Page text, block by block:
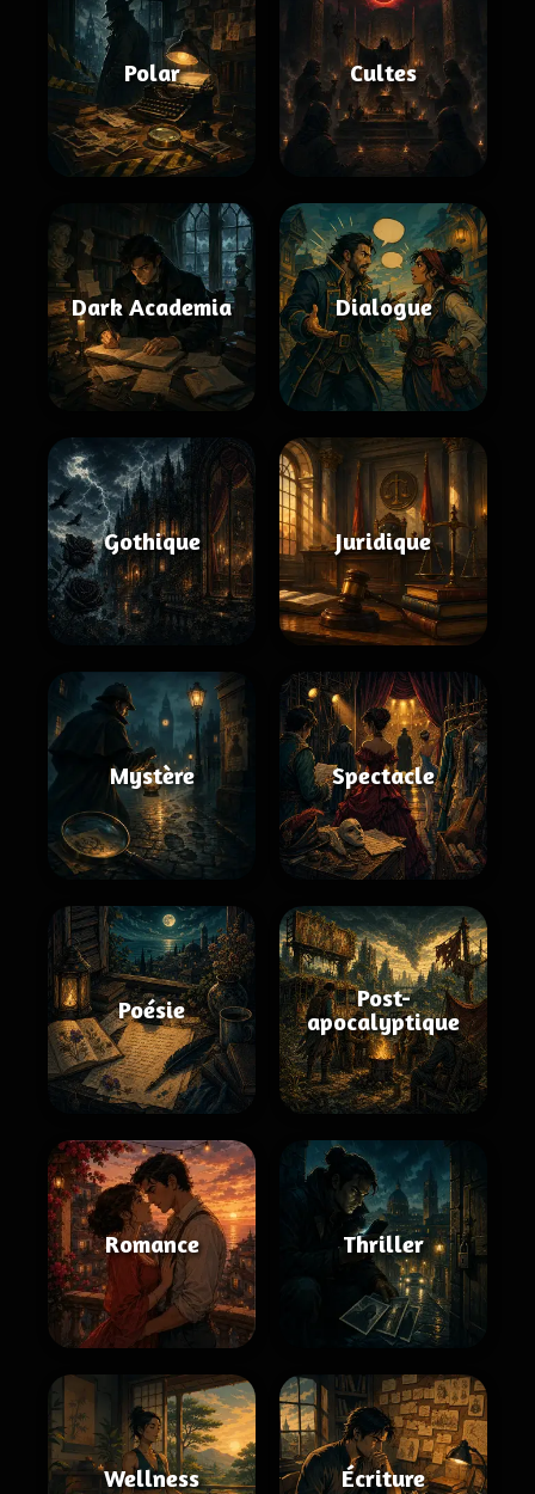
Polar Cultes
Dark Academia Dialogue
Gothique Juridique
Mystère Spectacle
Poésie
Post-
apocalyptique
Romance Thriller
Wellness Écriture